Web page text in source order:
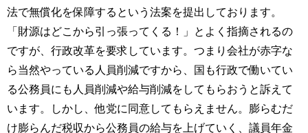
法で無償化を保障するという法案を提出しております。
「財源はどこから引っ張ってくる！」とよく指摘されるの
ですが、行政改革を要求しています。つまり会社が赤字な
ら当然やっている人員削減ですから、国も行政で働いてい
る公務員にも人員削減や給与削減をしてもらおうと訴えて
います。しかし、他党に同意してもらえません。膨らむだ
け膨らんだ税収から公務員の給与を上げていく、議員年金